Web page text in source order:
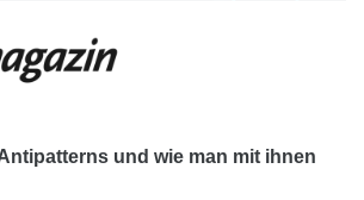
und wie man mit ihnen